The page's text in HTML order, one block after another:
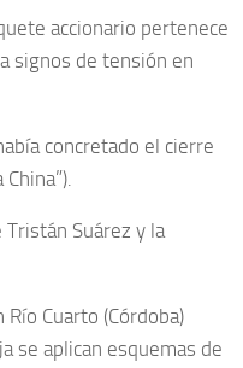
accionario pertenece
signos de tensión en
concretado el cierre
Suárez y la
Cuarto (Córdoba)
se aplican esquemas de